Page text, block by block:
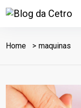
Home maquinas